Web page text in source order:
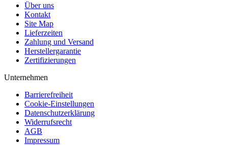
Über uns
Kontakt
Site Map
Lieferzeiten
Zahlung und Versand
Herstellergarantie
Zertifizierungen
Unternehmen
Barrierefreiheit
Cookie-Einstellungen
Datenschutzerklärung
Widerrufsrecht
AGB
Impressum